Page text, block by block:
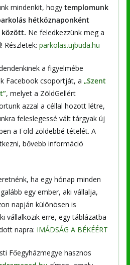
mindenkit, hogy templomunk
hétköznaponként
között. Ne feledkezzünk meg a
Részletek: parkolas.ujbuda.hu
a figyelmébe
Facebook csoportját, a „Szent
, melyet a ZöldGellért
azzal a céllal hozott létre,
feleslegessé vált tárgyak új
a Föld zöldebbé tételét. A
bővebb információ
ha egy hónap minden
egy ember, aki vállalja,
napján különösen is
vállalkozik erre, egy táblázatba
napra: IMÁDSÁG A BÉKÉÉRT
Főegyházmegye hasznos